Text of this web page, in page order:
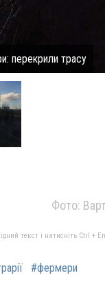
перекрили трасу
Фото:
текст і натисніть Ctrl +
#фермери